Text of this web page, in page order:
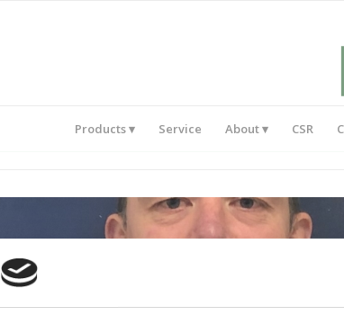
Products Service About CSR